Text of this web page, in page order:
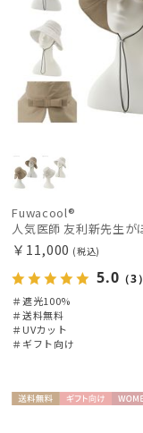
カテゴリー
ブランド
価格・割引率
在庫表示
販売状況
Fuwacool®
￥11,000 (税込)
5.0 （3）
＃遮光100%
＃送料無料
＃UVカット
＃ギフト向け